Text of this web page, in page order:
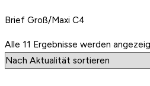
Brief Groß/Maxi C4
Alle 11 Ergebnisse werden